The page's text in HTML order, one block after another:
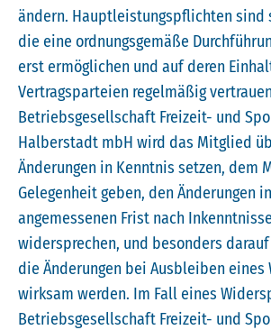
ändern. Hauptleistungspflichten sind
die eine ordnungsgemäße
erst ermöglichen und auf deren
Vertragsparteien regelmäßig
Betriebsgesellschaft Freizeit- und
Halberstadt mbH wird das Mitglied
Änderungen in Kenntnis setzen, dem
Gelegenheit geben, den Änderungen
angemessenen Frist nach
widersprechen, und besonders
die Änderungen bei Ausbleiben eines
wirksam werden. Im Fall eines
Betriebsgesellschaft Freizeit- und